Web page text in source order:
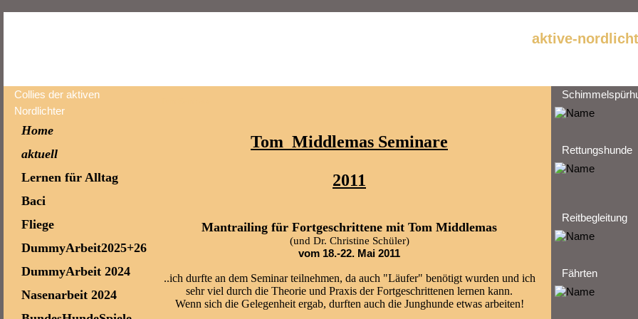
aktive-
Collies der aktiven
Nordlichter
Home
aktuell
Lernen für Alltag
Baci
Fliege
DummyArbeit2025+26
DummyArbeit 2024
Nasenarbeit 2024
Tom Middlemas Seminare
2011
Mantrailing für Fortgeschrittene mit Tom Middlemas
(und Dr. Christine Schüler)
vom 18.-22. Mai 2011
..ich durfte an dem Seminar teilnehmen, da auch "Läufer" benötigt wurden und ich
sehr viel durch die Theorie und Praxis der Fortgeschrittenen lernen kann.
Wenn sich die Gelegenheit ergab, durften auch die Junghunde etwas arbeiten!
Rettungshunde
Reitbegleitung
Fährten